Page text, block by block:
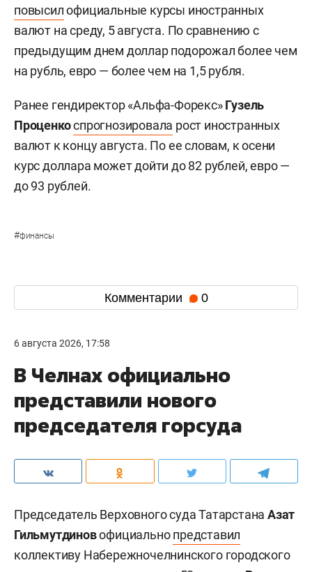
повысилофициальные курсы иностранных
валют на среду, 5 августа. По сравнению с
предыдущим днем доллар подорожал более чем
на рубль, евро — более чем на 1,5 рубля.
Ранее гендиректор «Альфа-Форекс»Гузель
Проценкоспрогнозировала рост иностранных
валют к концу августа. По ее словам, к осени
курс доллара может дойти до 82 рублей, евро —
до 93 рублей.
#финансы
Комментарии 0
6 августа 2026, 17:58
В Челнах официально
представили нового
председателя горсуда
Председатель Верховного суда Татарстана Азат
Гильмутдиновофициальнопредставил
коллективу Набережночелнинского городского